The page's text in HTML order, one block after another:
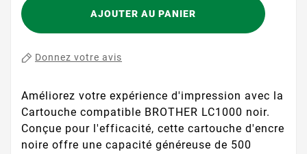
AJOUTER AU PANIER
Donnez votre avis
Améliorez votre expérience d'impression avec la
Cartouche compatible BROTHER LC1000 noir.
Conçue pour l'efficacité, cette cartouche d'encre
noire offre une capacité généreuse de 500